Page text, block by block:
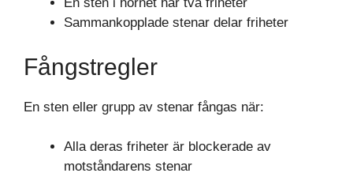
Sammankopplade stenar delar friheter
Fångstregler
En sten eller grupp av stenar fångas när:
Alla deras friheter är blockerade av
motståndarens stenar